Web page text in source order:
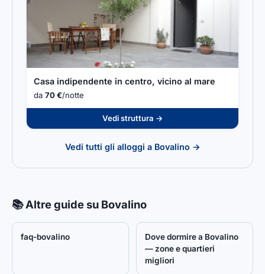
Casa indipendente in centro, vicino al mare
da 70 €/notte
Vedi struttura →
Vedi tutti gli alloggi a Bovalino →
📚 Altre guide su Bovalino
faq-bovalino
Dove dormire a Bovalino
— zone e quartieri
migliori